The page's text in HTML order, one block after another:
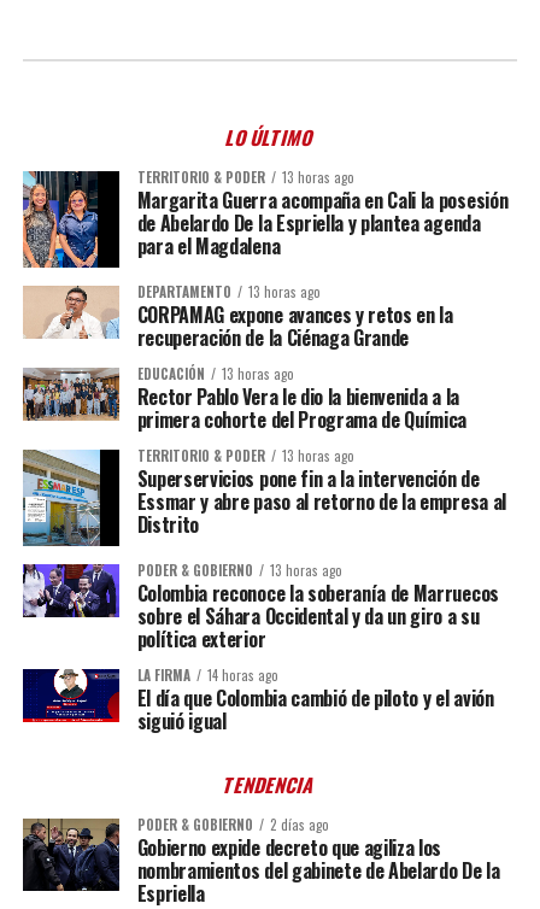
LO ÚLTIMO
TERRITORIO & PODER 13 horas ago
Margarita Guerra acompaña en Cali la posesión
de Abelardo De la Espriella y plantea agenda
para el Magdalena
DEPARTAMENTO 13 horas ago
CORPAMAG expone avances y retos en la
recuperación de la Ciénaga Grande
EDUCACIÓN 13 horas ago
Rector Pablo Vera le dio la bienvenida a la
primera cohorte del Programa de Química
TERRITORIO & PODER 13 horas ago
Superservicios pone fin a la intervención de
Essmar y abre paso al retorno de la empresa al
Distrito
PODER & GOBIERNO 13 horas ago
Colombia reconoce la soberanía de Marruecos
sobre el Sáhara Occidental y da un giro a su
política exterior
LA FIRMA 14 horas ago
El día que Colombia cambió de piloto y el avión
siguió igual
TENDENCIA
PODER & GOBIERNO 2 días ago
Gobierno expide decreto que agiliza los
nombramientos del gabinete de Abelardo De la
Espriella